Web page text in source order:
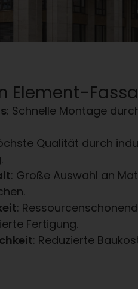
Element-
: Schnelle Montage
Qualität durch
: Große Auswahl an
:
Fertigung.
: Reduzierte